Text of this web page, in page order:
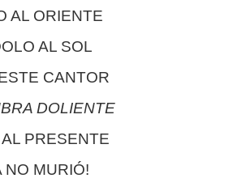
AL ORIENTE
AL SOL
CANTOR
DOLIENTE
PRESENTE
NO MURIÓ!